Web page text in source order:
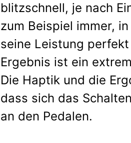
blitzschnell, je nach
zum Beispiel immer,
seine Leistung
Ergebnis ist ein
Die Haptik und die
dass sich das
an den Pedalen.